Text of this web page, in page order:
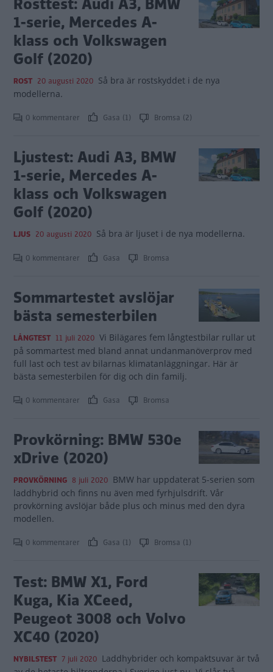
1-serie, Mercedes A-
klass och Volkswagen
Golf (2020)
ROST 20 augusti 2020 Så bra är rostskyddet i de nya
modellerna.
0 kommentarer Gasa (1) Bromsa (2)
Ljustest: Audi A3, BMW
1-serie, Mercedes A-
klass och Volkswagen
Golf (2020)
LJUS 20 augusti 2020 Så bra är ljuset i de nya modellerna.
0 kommentarer Gasa Bromsa
Sommartestet avslöjar
bästa semesterbilen
LÅNGTEST 11 juli 2020 Vi Bilägares fem långtestbilar rullar ut
på sommartest med bland annat undanmanöverprov med
full last och test av bilarnas klimatanläggningar. Här är
bästa semesterbilen för dig och din familj.
0 kommentarer Gasa Bromsa
Provkörning: BMW 530e
xDrive (2020)
PROVKÖRNING 8 juli 2020 BMW har uppdaterat 5-serien som
laddhybrid och finns nu även med fyrhjulsdrift. Vår
provkörning avslöjar både plus och minus med den dyra
modellen.
0 kommentarer Gasa (1) Bromsa (1)
Test: BMW X1, Ford
Kuga, Kia XCeed,
Peugeot 3008 och Volvo
XC40 (2020)
NYBILSTEST 7 juli 2020 Laddhybrider och kompaktsuvar är två